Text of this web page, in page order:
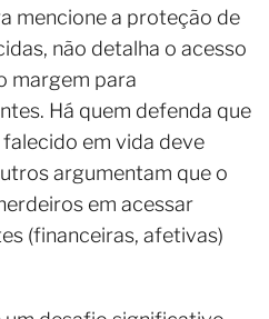
mencione a proteção de
não detalha o acesso
margem para
Há quem defenda que
em vida deve
argumentam que o
em acessar
(financeiras, afetivas)